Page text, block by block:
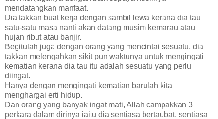
mendatangkan manfaat.
Dia takkan buat kerja dengan sambil lewa kerana dia tau
satu-satu masa nanti akan datang musim kemarau atau
hujan ribut atau banjir.
Begitulah juga dengan orang yang mencintai sesuatu, dia
takkan melengahkan sikit pun waktunya untuk mengingati
kematian kerana dia tau itu adalah sesuatu yang perlu
diingat.
Hanya dengan mengingati kematian barulah kita
menghargai erti hidup.
Dan orang yang banyak ingat mati, Allah campakkan 3
perkara dalam dirinya iaitu dia sentiasa bertaubat, sentiasa